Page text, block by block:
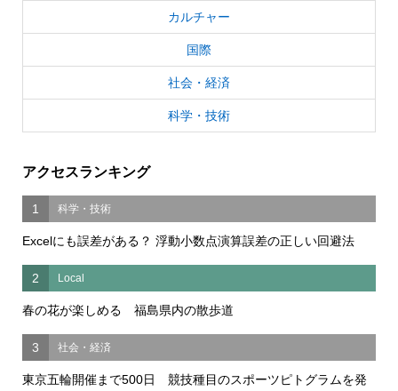
カルチャー
国際
社会・経済
科学・技術
アクセスランキング
1 科学・技術
Excelにも誤差がある？ 浮動小数点演算誤差の正しい回避法
2 Local
春の花が楽しめる 福島県内の散歩道
3 社会・経済
東京五輪開催まで500日 競技種目のスポーツピトグラムを発